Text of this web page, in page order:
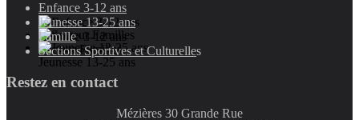
Enfance 3-12 ans
Secteur Familles
Jeunesse 13-25 ans
Enfance 3-12 ans
Jeunesse 13-25 ans
Famille
Sections Sportives et Culturelles
Restez en contact
Mézières 30 Grande Rue